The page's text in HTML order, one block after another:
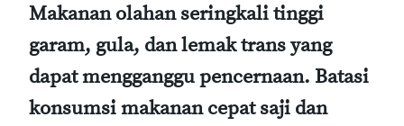
Makanan olahan seringkali tinggi
garam, gula, dan lemak trans yang
dapat mengganggu pencernaan. Batasi
konsumsi makanan cepat saji dan